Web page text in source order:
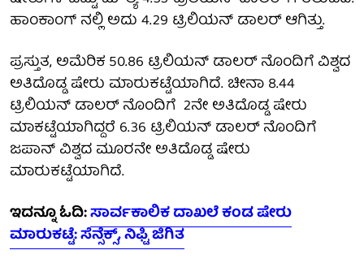
ಹಾಂಕಾಂಗ್ ನಲ್ಲಿ ಅದು 4.29 ಟ್ರಿಲಿಯನ್ ಡಾಲರ್ ಆಗಿತ್ತು.
ಪ್ರಸ್ತುತ, ಅಮೆರಿಕ 50.86 ಟ್ರಿಲಿಯನ್ ಡಾಲರ್ ನೊಂದಿಗೆ ವಿಶ್ವದ
ಅತಿದೊಡ್ಡ ಷೇರು ಮಾರುಕಟ್ಟೆಯಾಗಿದೆ. ಚೀನಾ 8.44
ಟ್ರಿಲಿಯನ್ ಡಾಲರ್ ನೊಂದಿಗೆ 2ನೇ ಅತಿದೊಡ್ಡ ಷೇರು
ಮಾಕಟ್ಟೆಯಾಗಿದ್ದರೆ 6.36 ಟ್ರಿಲಿಯನ್ ಡಾಲರ್ ನೊಂದಿಗೆ
ಜಪಾನ್ ವಿಶ್ವದ ಮೂರನೇ ಅತಿದೊಡ್ಡ ಷೇರು
ಮಾರುಕಟ್ಟೆಯಾಗಿದೆ.
ಇದನ್ನೂ ಓದಿ:ಸಾರ್ವಕಾಲಿಕ ದಾಖಲೆ ಕಂಡ ಷೇರು
ಮಾರುಕಟ್ಟೆ: ಸೆನ್ಸೆಕ್ಸ್, ನಿಫ್ಟಿ ಜಿಗಿತ